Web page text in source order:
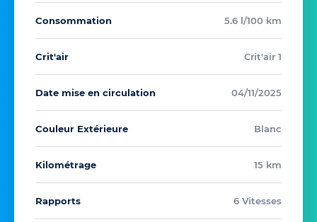
Consommation 5.6 l/100 km
Crit'air Crit'air 1
Date mise en circulation 04/11/2025
Couleur Extérieure Blanc
Kilométrage 15 km
Rapports 6 Vitesses